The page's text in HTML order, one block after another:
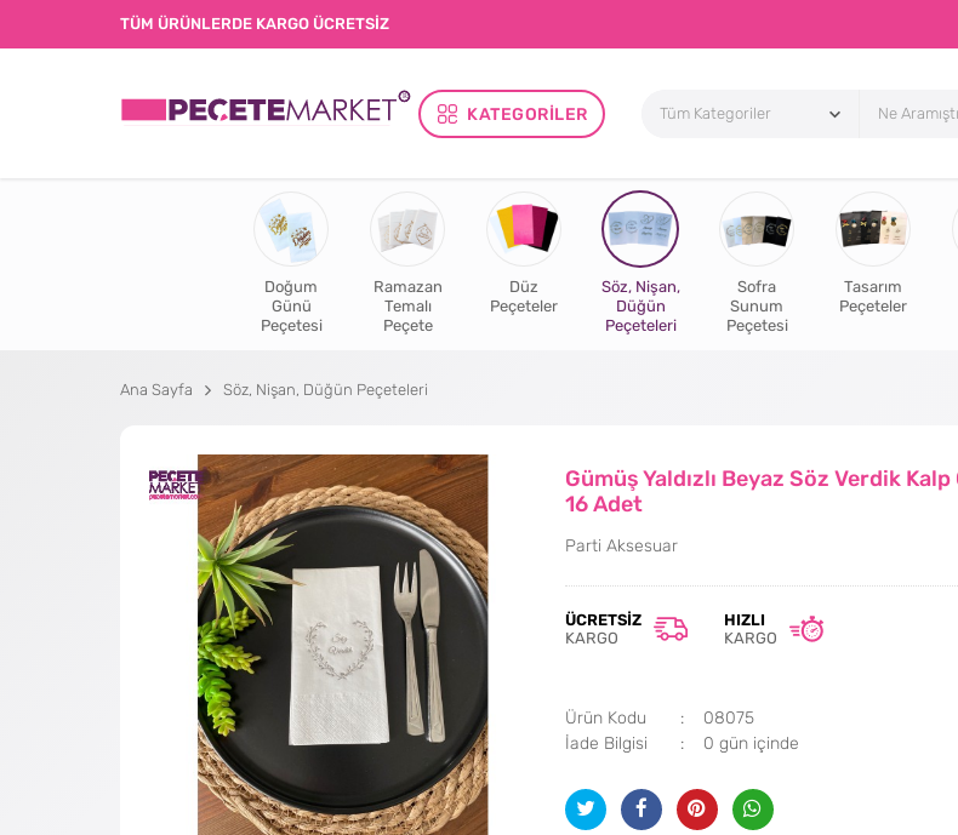
TÜM ÜRÜNLERDE KARGO ÜCRETSİZ
KATEGORILER
Doğum
Günü
Peçetesi
Ramazan
Temalı
Peçete
Düz
Peçeteler
Söz, Nişan,
Düğün
Peçeteleri
Sofra
Sunum
Peçetesi
Tasarım
Peçeteler
Ana Sayfa Söz, Nişan, Düğün Peçeteleri
Gümüş Yaldızlı Beyaz Söz Verdik
16 Adet
Parti Aksesuar
ÜCRETSIZ
KARGO
HIZLI
KARGO
Ürün Kodu
08075
İade Bilgisi